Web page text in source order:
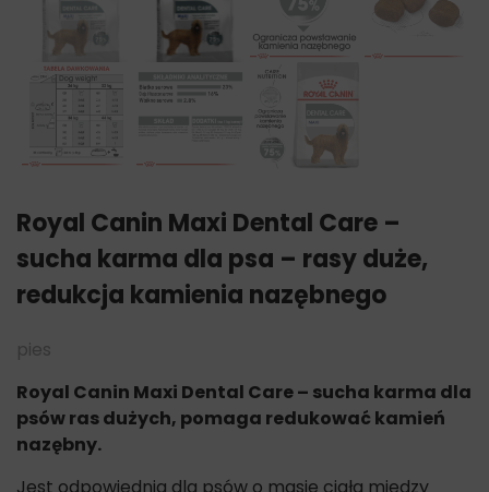
Royal Canin Maxi Dental Care –
sucha karma dla psa – rasy duże,
redukcja kamienia nazębnego
pies
Royal Canin Maxi Dental Care – sucha karma dla
psów ras dużych, pomaga redukować kamień
nazębny.